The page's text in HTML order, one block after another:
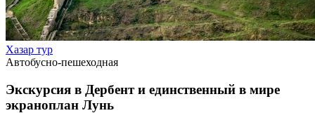
Хазар тур
Автобусно-пешеходная
Экскурсия в Дербент и единственный в мире
экраноплан Лунь